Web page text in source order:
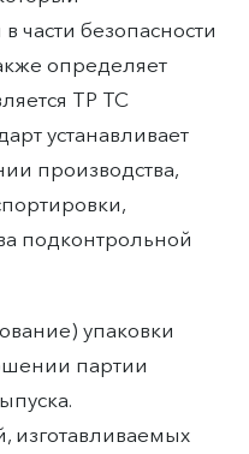
части безопасности
определяет
ТР ТС
устанавливает
производства,
подконтрольной
упаковки
партии
изготавливаемых